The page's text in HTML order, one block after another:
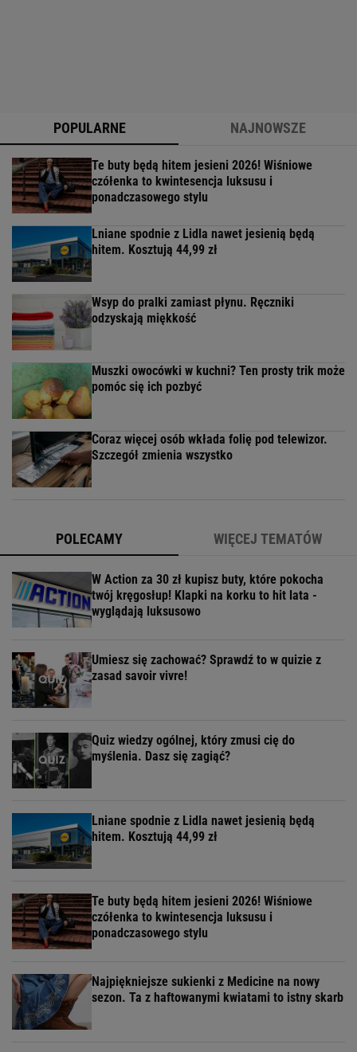
POPULARNE NAJNOWSZE
Te buty będą hitem jesieni 2026! Wiśniowe
czółenka to kwintesencja luksusu i
ponadczasowego stylu
Lniane spodnie z Lidla nawet jesienią będą
hitem. Kosztują 44,99 zł
Wsyp do pralki zamiast płynu. Ręczniki
odzyskają miękkość
Muszki owocówki w kuchni? Ten prosty trik może
pomóc się ich pozbyć
Coraz więcej osób wkłada folię pod telewizor.
Szczegół zmienia wszystko
POLECAMY WIĘCEJ TEMATÓW
W Action za 30 zł kupisz buty, które pokocha
twój kręgosłup! Klapki na korku to hit lata -
wyglądają luksusowo
Umiesz się zachować? Sprawdź to w quizie z
zasad savoir vivre!
Quiz wiedzy ogólnej, który zmusi cię do
myślenia. Dasz się zagiąć?
Lniane spodnie z Lidla nawet jesienią będą
hitem. Kosztują 44,99 zł
Te buty będą hitem jesieni 2026! Wiśniowe
czółenka to kwintesencja luksusu i
ponadczasowego stylu
Najpiękniejsze sukienki z Medicine na nowy
sezon. Ta z haftowanymi kwiatami to istny skarb